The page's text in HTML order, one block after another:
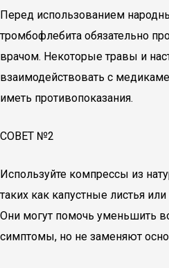
Перед использованием
тромбофлебита обязательно
врачом. Некоторые травы и
взаимодействовать с
иметь противопоказания.
СОВЕТ №2
Используйте компрессы из
таких как капустные листья
Они могут помочь уменьшить
симптомы, но не заменяют